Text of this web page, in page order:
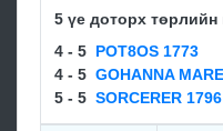
5 үе доторх төрлийн
4 - 5 POT8OS 1773
4 - 5 GOHANNA
5 - 5 SORCERER 1796